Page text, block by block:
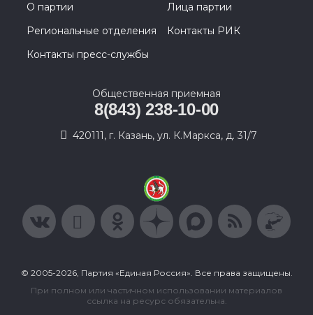
О партии
Лица партии
Региональные отделения
Контакты РИК
Контакты пресс-службы
Общественная приемная
8(843) 238-10-00
420111, г. Казань, ул. К.Маркса, д. 31/7
© 2005-2026, Партия «Единая Россия». Все права защищены.
При полном или частичном использовании материалов
ссылка на ресурс обязательна.